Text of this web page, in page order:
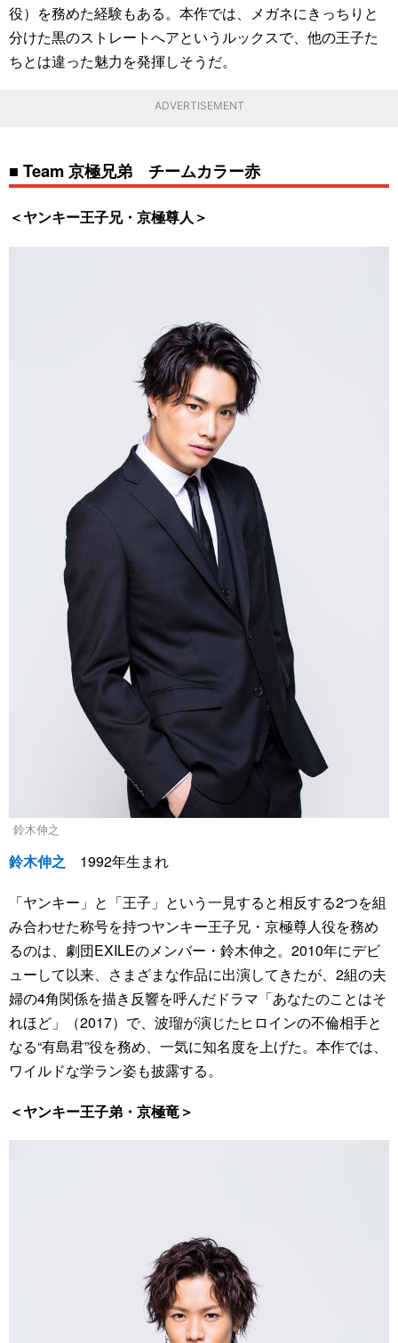
役）を務めた経験もある。本作では、メガネにきっちりと
分けた黒のストレートへアというルックスで、他の王子た
ちとは違った魅力を発揮しそうだ。
ADVERTISEMENT
■ Team 京極兄弟 チームカラー赤
＜ヤンキー王子兄・京極尊人＞
鈴木伸之
鈴木伸之 1992年生まれ
「ヤンキー」と「王子」という一見すると相反する2つを組
み合わせた称号を持つヤンキー王子兄・京極尊人役を務め
るのは、劇団EXILEのメンバー・鈴木伸之。2010年にデビ
ューして以来、さまざまな作品に出演してきたが、2組の夫
婦の4角関係を描き反響を呼んだドラマ「あなたのことはそ
れほど」（2017）で、波瑠が演じたヒロインの不倫相手と
なる“有島君”役を務め、一気に知名度を上げた。本作では、
ワイルドな学ラン姿も披露する。
＜ヤンキー王子弟・京極竜＞